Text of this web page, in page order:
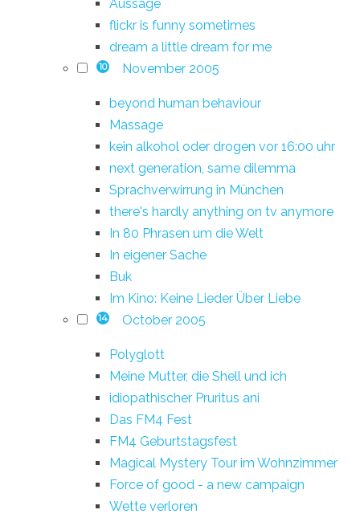
Aussage
flickr is funny sometimes
dream a little dream for me
10 November 2005
beyond human behaviour
Massage
kein alkohol oder drogen vor 16:00 uhr
next generation, same dilemma
Sprachverwirrung in München
there's hardly anything on tv anymore
In 80 Phrasen um die Welt
In eigener Sache
Buk
Im Kino: Keine Lieder Über Liebe
14 October 2005
Polyglott
Meine Mutter, die Shell und ich
idiopathischer Pruritus ani
Das FM4 Fest
FM4 Geburtstagsfest
Magical Mystery Tour im Wohnzimmer
Force of good - a new campaign
Wette verloren